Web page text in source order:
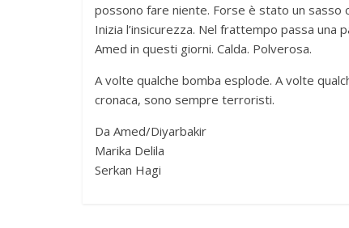
possono fare niente. Forse è stato un sasso
Inizia l’insicurezza. Nel frattempo passa una
Amed in questi giorni. Calda. Polverosa.
A volte qualche bomba esplode. A volte
cronaca, sono sempre terroristi.
Da Amed/Diyarbakir
Marika Delila
Serkan Hagi